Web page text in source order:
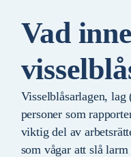
Vad
Visselblåsarlagen,
personer som
viktig del av
som vågar att slå